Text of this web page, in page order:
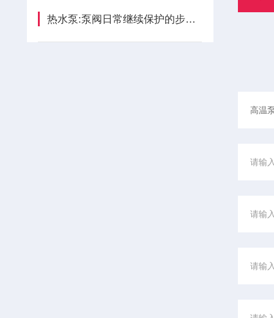
热水泵:泵阀日常继续保护的步骤是什么呢?